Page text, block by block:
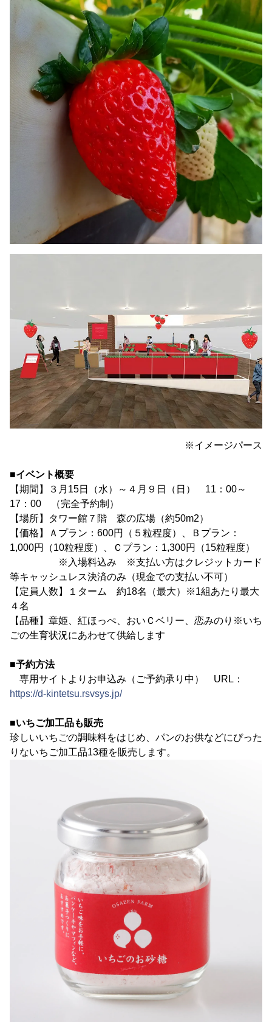
※イメージパース
■イベント概要
【期間】３月15日（水）～４月９日（日） 11：00～
17：00 （完全予約制）
【場所】タワー館７階 森の広場（約50m2）
【価格】Ａプラン：600円（５粒程度）、Ｂプラン：
1,000円（10粒程度）、Ｃプラン：1,300円（15粒程度）
※入場料込み ※支払い方はクレジットカード
等キャッシュレス決済のみ（現金での支払い不可）
【定員人数】１ターム 約18名（最大）※1組あたり最大
４名
【品種】章姫、紅ほっぺ、おいＣベリー、恋みのり※いち
ごの生育状況にあわせて供給します
■予約方法
専用サイトよりお申込み（ご予約承り中） URL：
https://d-kintetsu.rsvsys.jp/
■いちご加工品も販売
珍しいいちごの調味料をはじめ、パンのお供などにぴった
りないちご加工品13種を販売します。